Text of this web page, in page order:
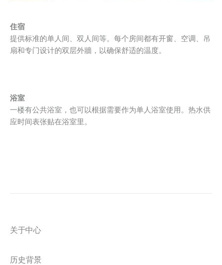
住宿
提供标准的单人间、双人间等。每个房间都有开窗、空调、吊
扇和专门设计的双层外牆，以确保舒适的温度。
浴室
一楼有公共浴室，也可以根据需要作为单人浴室使用。热水供
应时间表张贴在浴室里。
关于中心
历史背景